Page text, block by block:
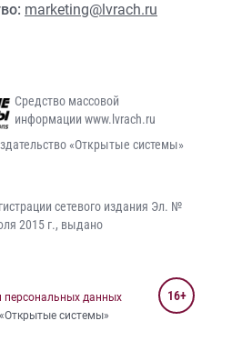
marketing@lvrach.ru
Средство массовой
информации www.lvrach.ru
«Открытые системы»
сетевого издания Эл. №
2015 г., выдано
персональных данных
системы»
16+